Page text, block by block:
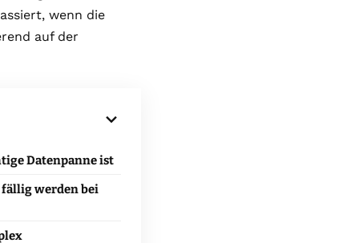
wenn die
auf der
Datenpanne ist
fällig werden bei